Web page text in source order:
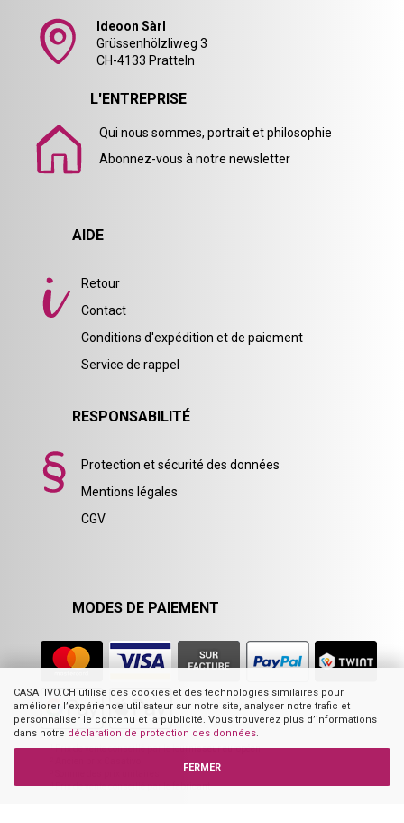
CASATIVO.CH utilise des cookies et des technologies similaires pour
améliorer l’expérience utilisateur sur notre site, analyser notre trafic et
personnaliser le contenu et la publicité. Vous trouverez plus d’informations
dans notre déclaration de protection des données.
FERMER
Ideoon Sàrl
Grüssenhölzliweg 3
CH-4133 Pratteln
L'ENTREPRISE
Qui nous sommes, portrait et philosophie
Abonnez-vous à notre newsletter
AIDE
Retour
Contact
Conditions d'expédition et de paiement
Service de rappel
RESPONSABILITÉ
Protection et sécurité des données
Mentions légales
CGV
MODES DE PAIEMENT
Prix de vente conseillé par le fournisseur européen
Prix de vente conseillé par le fabricant